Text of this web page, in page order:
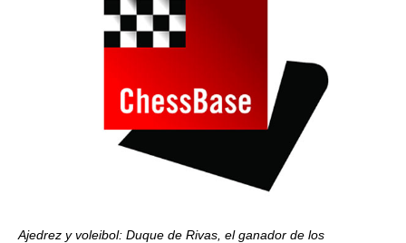
Ajedrez y voleibol: Duque de Rivas, el ganador de los